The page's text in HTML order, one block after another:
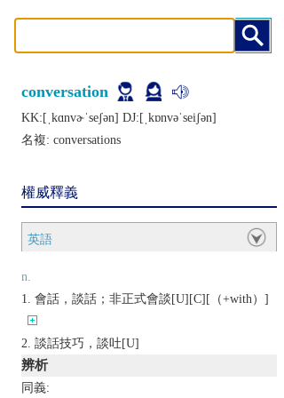
conversation
KK:[ˌkɑnvɚˈsеʃǝn] DJ:[ˌkɒnvǝˈsеiʃǝn]
名複: conversations
權威釋義
英語
n.
會話，談話；非正式會談[U][C][（+with）]
談話技巧，談吐[U]
辨析
同義: